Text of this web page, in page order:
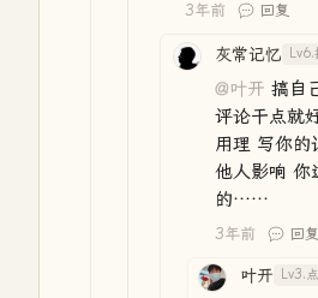
3年前 回复
灰常记忆 Lv6.
@叶开 搞自
评论干点就
用理 写你的
他人影响 你
的……
3年前 回复
叶开 Lv3.